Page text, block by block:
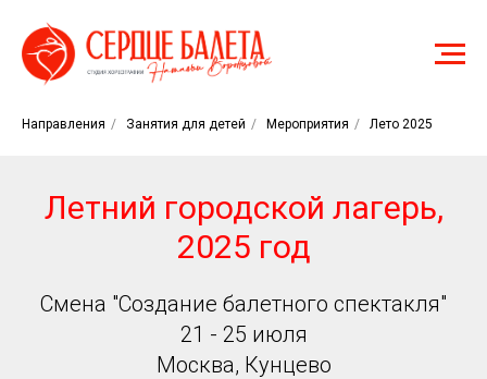
Направления / Занятия для детей / Мероприятия / Лето 2025
Летний городской лагерь,
2025 год
Смена "Создание балетного спектакля"
21 - 25 июля
Москва, Кунцево